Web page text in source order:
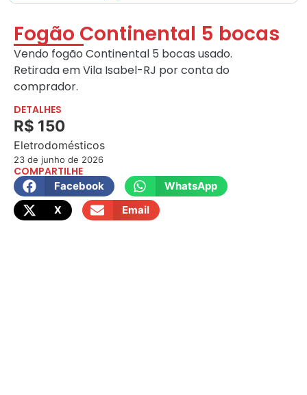
Fogão Continental 5 bocas
Vendo fogão Continental 5 bocas usado.
Retirada em Vila Isabel-RJ por conta do
comprador.
DETALHES
R$ 150
Eletrodomésticos
23 de junho de 2026
COMPARTILHE
Facebook
WhatsApp
X
Email